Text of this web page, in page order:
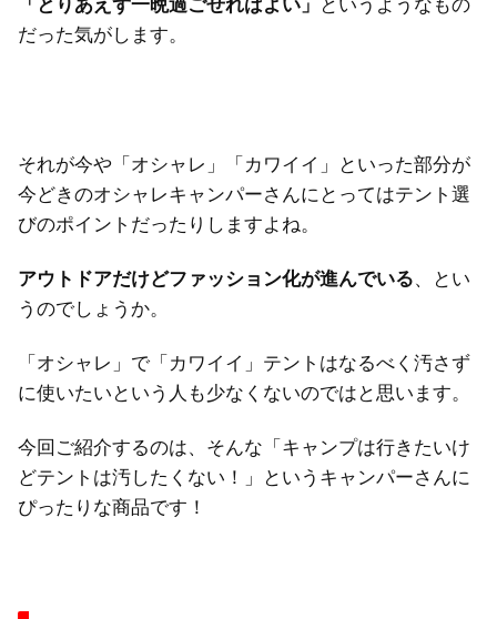
「とりあえず一晩過ごせればよい」
というようなもの
だった気がします。
それが今や「オシャレ」「カワイイ」といった部分が
今どきのオシャレキャンパーさんにとってはテント選
びのポイントだったりしますよね。
アウトドアだけどファッション化が進んでいる、とい
うのでしょうか。
「オシャレ」で「カワイイ」テントはなるべく汚さず
に使いたいという人も少なくないのではと思います。
今回ご紹介するのは、そんな「キャンプは行きたいけ
どテントは汚したくない！」というキャンパーさんに
ぴったりな商品です！